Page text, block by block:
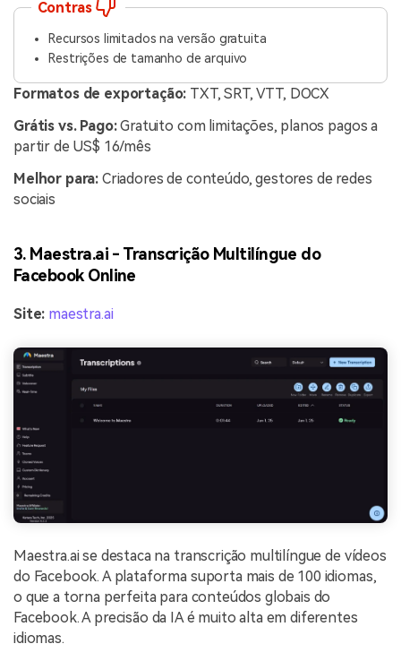
Contras
Recursos limitados na versão gratuita
Restrições de tamanho de arquivo
Formatos de exportação: TXT, SRT, VTT, DOCX
Grátis vs. Pago:Gratuito com limitações, planos pagos a
partir de US$ 16/mês
Melhor para: Criadores de conteúdo, gestores de redes
sociais
3. Maestra.ai - Transcrição Multilíngue do
Facebook Online
Site: maestra.ai
Maestra.ai se destaca na transcrição multilíngue de vídeos
do Facebook. A plataforma suporta mais de 100 idiomas,
o que a torna perfeita para conteúdos globais do
Facebook. A precisão da IA é muito alta em diferentes
idiomas.